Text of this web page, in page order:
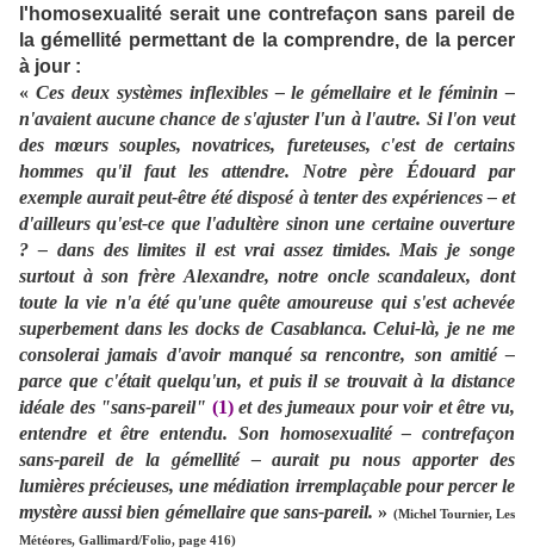
l'homosexualité serait une contrefaçon sans pareil de
la gémellité permettant de la comprendre, de la percer
à jour :
« Ces deux systèmes inflexibles – le gémellaire et le féminin –
n'avaient aucune chance de s'ajuster l'un à l'autre. Si l'on veut
des mœurs souples, novatrices, fureteuses, c'est de certains
hommes qu'il faut les attendre. Notre père Édouard par
exemple aurait peut-être été disposé à tenter des expériences – et
d'ailleurs qu'est-ce que l'adultère sinon une certaine ouverture
? – dans des limites il est vrai assez timides. Mais je songe
surtout à son frère Alexandre, notre oncle scandaleux, dont
toute la vie n'a été qu'une quête amoureuse qui s'est achevée
superbement dans les docks de Casablanca. Celui-là, je ne me
consolerai jamais d'avoir manqué sa rencontre, son amitié –
parce que c'était quelqu'un, et puis il se trouvait à la distance
idéale des "sans-pareil" (1) et des jumeaux pour voir et être vu,
entendre et être entendu. Son homosexualité – contrefaçon
sans-pareil de la gémellité – aurait pu nous apporter des
lumières précieuses, une médiation irremplaçable pour percer le
mystère aussi bien gémellaire que sans-pareil. » (Michel Tournier, Les
Météores, Gallimard/Folio, page 416)